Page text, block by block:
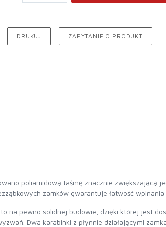
DRUKUJ ZAPYTANIE O PRODUKT
poliamidową taśmę znacznie zwiększającą
zamków gwarantuje łatwość wpinania
na pewno solidnej budowie, dzięki której jest
Dwa karabinki z płynnie działającymi